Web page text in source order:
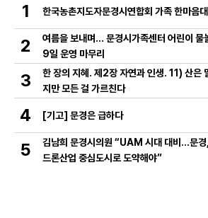
1 한국농촌지도자문경시연합회 가족 한마음
2
여름을 보내며… 문경시가족센터 어린이 물
9일 운영 마무리
3
한 장의 지혜. 제2장 자연과 인생. 11) 산은
지만 모든 걸 가르친다
4 [기고] 문경은 급하다
5
김남희 문경시의원 “UAM 시대 대비…문경
드론산업 중심도시로 도약해야”